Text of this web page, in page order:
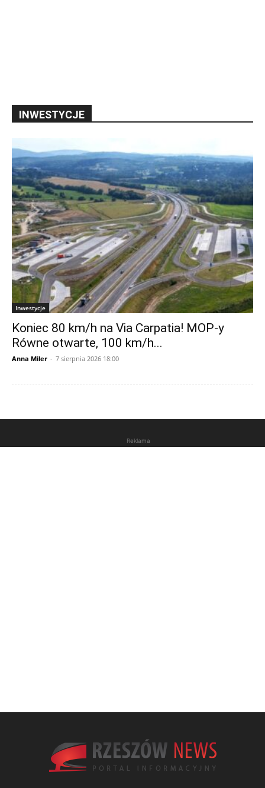
INWESTYCJE
Inwestycje
Koniec 80 km/h na Via Carpatia! MOP-y
Równe otwarte, 100 km/h...
Anna Miler - 7 sierpnia 2026 18:00
Reklama